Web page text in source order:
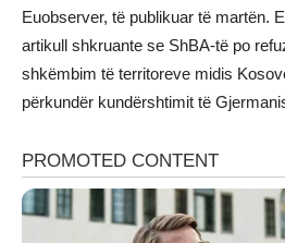
Euobserver, të publikuar të martën.
artikull shkruante se ShBA-të po
shkëmbim të territoreve midis
përkundër kundërshtimit të